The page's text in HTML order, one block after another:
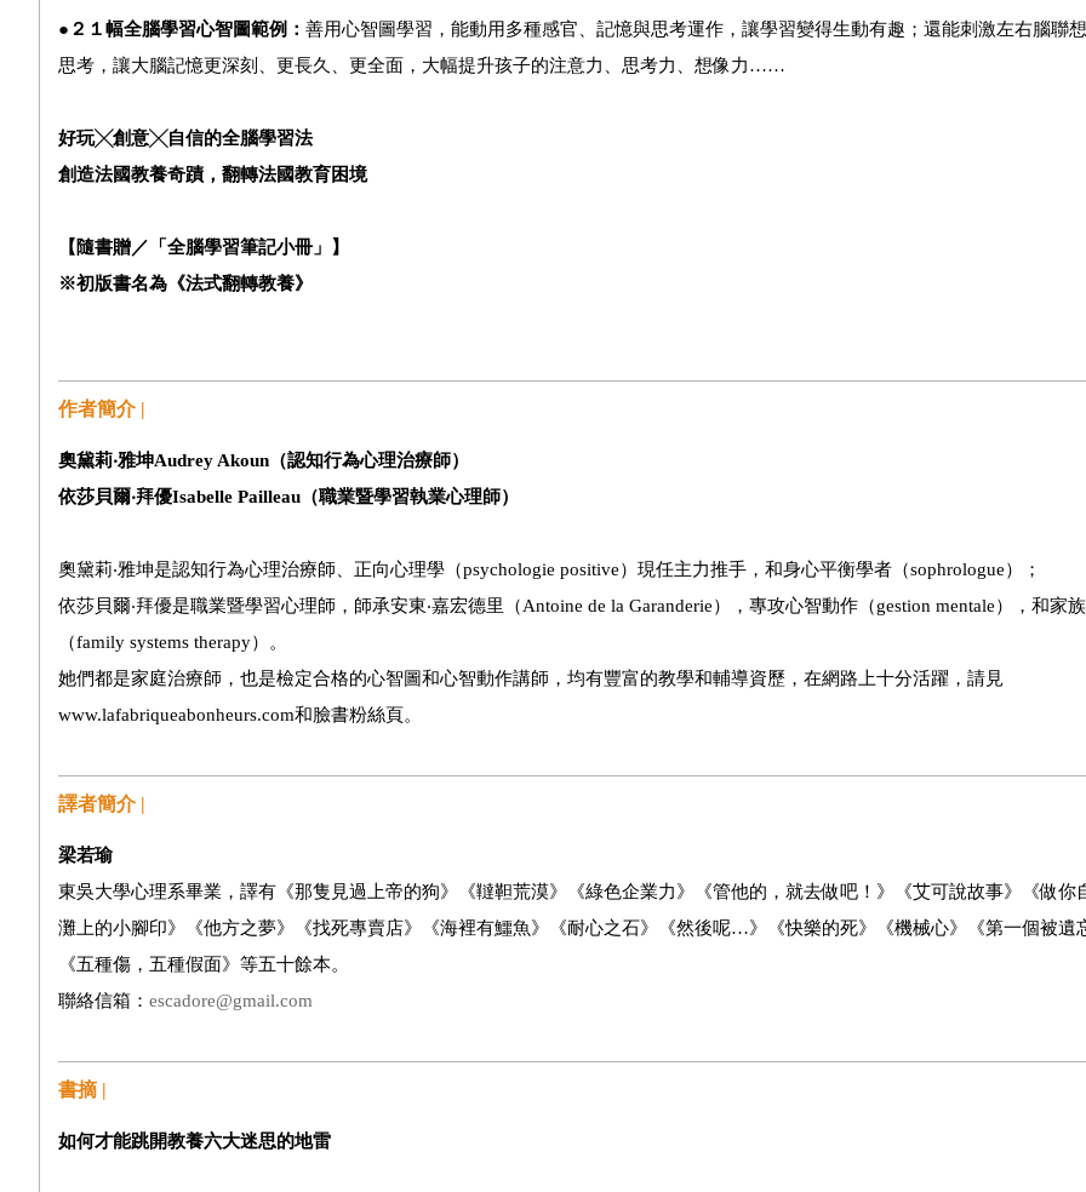
● ２１幅全腦學習心智圖範例： 善用心智圖學習，能動用多種感官、記憶與思考運作，讓學習變得生動有趣；還能刺激左右腦聯
思考，讓大腦記憶更深刻、更長久、更全面，大幅提升孩子的注意力、思考力、想像力……
好玩╳創意╳自信的全腦學習法
創造法國教養奇蹟，翻轉法國教育困境
【隨書贈／「全腦學習筆記小冊」】
※初版書名為《法式翻轉教養》
作者簡介 |
奧黛莉‧雅坤Audrey Akoun （認知行為心理治療師）
依莎貝爾‧拜優Isabelle Pailleau （職業暨學習執業心理師）
奧黛莉‧雅坤是認知行為心理治療師、正向心理學（psychologie positive）現任主力推手，和身心平衡學者（sophrologue）；
依莎貝爾‧拜優是職業暨學習心理師，師承安東‧嘉宏德里（Antoine de la Garanderie），專攻心智動作（gestion mentale），和家
（family systems therapy）。
她們都是家庭治療師，也是檢定合格的心智圖和心智動作講師，均有豐富的教學和輔導資歷，在網路上十分活躍，請見
www.lafabriqueabonheurs.com和臉書粉絲頁。
譯者簡介 |
梁若瑜
東吳大學心理系畢業，譯有《那隻見過上帝的狗》《韃靼荒漠》《綠色企業力》《管他的，就去做吧！》《艾可說故事》《做你
灘上的小腳印》《他方之夢》《找死專賣店》《海裡有鱷魚》《耐心之石》《然後呢…》《快樂的死》《機械心》《第一個被遺
《五種傷，五種假面》等五十餘本。
聯絡信箱： escadore@gmail.com
書摘 |
如何才能跳開教養六大迷思的地雷